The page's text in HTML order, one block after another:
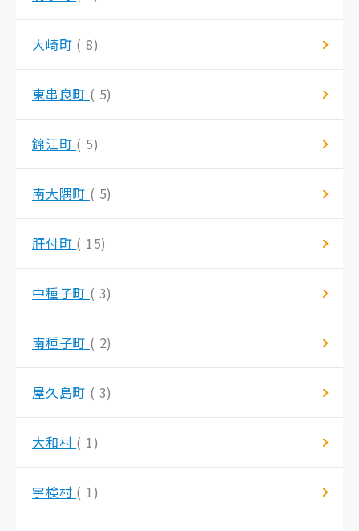
大崎町 ( 8)
東串良町 ( 5)
錦江町 ( 5)
南大隅町 ( 5)
肝付町 ( 15)
中種子町 ( 3)
南種子町 ( 2)
屋久島町 ( 3)
大和村 ( 1)
宇検村 ( 1)